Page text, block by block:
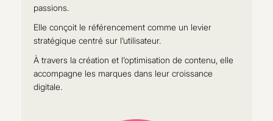
passions.
Elle conçoit le référencement comme un levier
stratégique centré sur l’utilisateur.
À travers la création et l’optimisation de contenu, elle
accompagne les marques dans leur croissance
digitale.